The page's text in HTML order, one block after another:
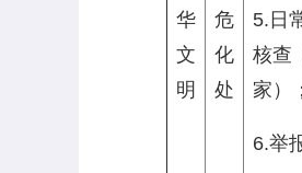
华
文
明
危
化
处
5.日
核查
家）
6.举